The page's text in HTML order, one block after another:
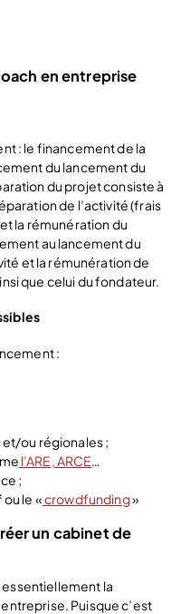
en entreprise
: le financement de la
du lancement du
du projet consiste à
de l’activité (frais
la rémunération du
au lancement du
et la rémunération de
que celui du fondateur.
:
et/ou régionales ;
l’ARE, ARCE…
;
le «crowdfunding»
un cabinet de
la
Puisque c’est